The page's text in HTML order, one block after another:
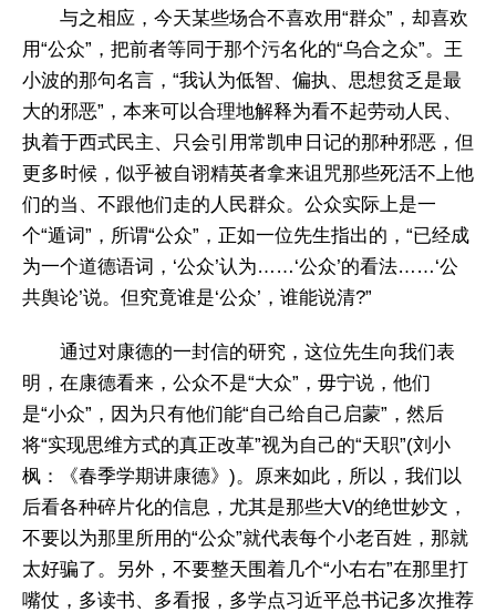
与之相应，今天某些场合不喜欢用“群众”，却喜欢
用“公众”，把前者等同于那个污名化的“乌合之众”。王
小波的那句名言，“我认为低智、偏执、思想贫乏是最
大的邪恶”，本来可以合理地解释为看不起劳动人民、
执着于西式民主、只会引用常凯申日记的那种邪恶，但
更多时候，似乎被自诩精英者拿来诅咒那些死活不上他
们的当、不跟他们走的人民群众。公众实际上是一
个“遁词”，所谓“公众”，正如一位先生指出的，“已经成
为一个道德语词，‘公众’认为……‘公众’的看法……‘公
共舆论’说。但究竟谁是‘公众’，谁能说清?”
通过对康德的一封信的研究，这位先生向我们表
明，在康德看来，公众不是“大众”，毋宁说，他们
是“小众”，因为只有他们能“自己给自己启蒙”，然后
将“实现思维方式的真正改革”视为自己的“天职”(刘小
枫：《春季学期讲康德》)。原来如此，所以，我们以
后看各种碎片化的信息，尤其是那些大V的绝世妙文，
不要以为那里所用的“公众”就代表每个小老百姓，那就
太好骗了。另外，不要整天围着几个“小右右”在那里打
嘴仗，多读书、多看报，多学点习近平总书记多次推荐